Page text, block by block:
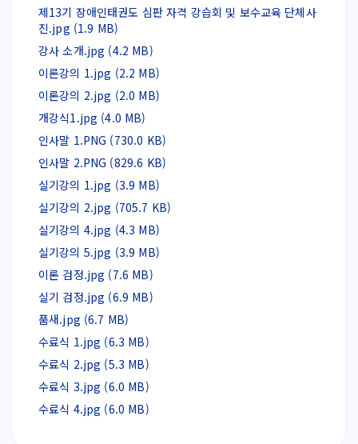
제13기 장애인태권도 심판 자격 강습회 및 보수교육 단체사
진.jpg (1.9 MB)
강사 소개.jpg (4.2 MB)
이론강의 1.jpg (2.2 MB)
이론강의 2.jpg (2.0 MB)
개강식1.jpg (4.0 MB)
인사말 1.PNG (730.0 KB)
인사말 2.PNG (829.6 KB)
실기강의 1.jpg (3.9 MB)
실기강의 2.jpg (705.7 KB)
실기강의 4.jpg (4.3 MB)
실기강의 5.jpg (3.9 MB)
이론 검정.jpg (7.6 MB)
실기 검정.jpg (6.9 MB)
품새.jpg (6.7 MB)
수료식 1.jpg (6.3 MB)
수료식 2.jpg (5.3 MB)
수료식 3.jpg (6.0 MB)
수료식 4.jpg (6.0 MB)